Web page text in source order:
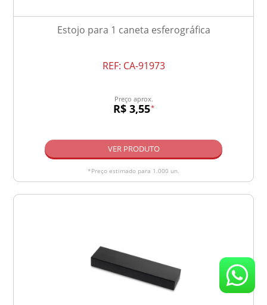
Estojo para 1 caneta esferográfica
REF: CA-91973
Preço aprox.
R$ 3,55*
VER PRODUTO
*Preço estimado para 1.000 un.